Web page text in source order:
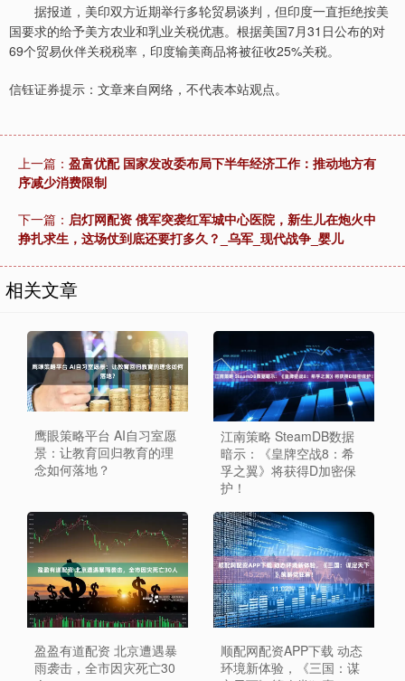
据报道，美印双方近期举行多轮贸易谈判，但印度一直拒绝按美
国要求的给予美方农业和乳业关税优惠。根据美国7月31日公布的对
69个贸易伙伴关税税率，印度输美商品将被征收25%关税。
信钰证券提示：文章来自网络，不代表本站观点。
上一篇： 盈富优配 国家发改委布局下半年经济工作：推动地方有
序减少消费限制
下一篇： 启灯网配资 俄军突袭红军城中心医院，新生儿在炮火中
挣扎求生，这场仗到底还要打多久？_乌军_现代战争_婴儿
相关文章
鹰眼策略平台 AI自习室愿
景：让教育回归教育的理
念如何落地？
江南策略 SteamDB数据
暗示：《皇牌空战8：希
孚之翼》将获得D加密保
护！
盈盈有道配资 北京遭遇暴
雨袭击，全市因灾死亡30
顺配网配资APP下载 动态
环境新体验，《三国：谋